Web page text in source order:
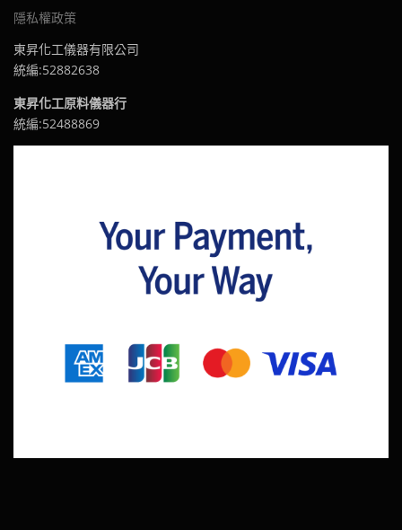
隱私權政策
東昇化工儀器有限公司
統編:52882638
東昇化工原料儀器行
統編:52488869